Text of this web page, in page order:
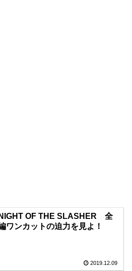
NIGHT OF THE SLASHER 全
ワンカットの迫力を見よ！
2019.12.09